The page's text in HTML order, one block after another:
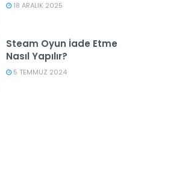
18 ARALIK 2025
Steam Oyun İade Etme
Nasıl Yapılır?
5 TEMMUZ 2024